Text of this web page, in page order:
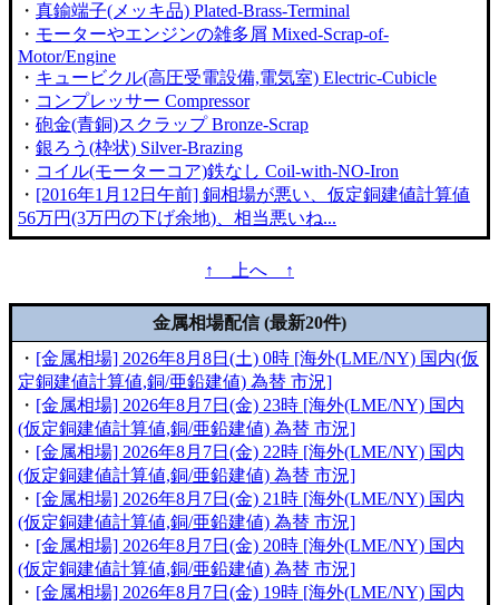
・ 真鍮端子(メッキ品) Plated-Brass-Terminal
・ モーターやエンジンの雑多屑 Mixed-Scrap-of-
Motor/Engine
・ キュービクル(高圧受電設備,電気室) Electric-Cubicle
・ コンプレッサー Compressor
・ 砲金(青銅)スクラップ Bronze-Scrap
・ 銀ろう(枠状) Silver-Brazing
・ コイル(モーターコア)鉄なし Coil-with-NO-Iron
・ [2016年1月12日午前] 銅相場が悪い、仮定銅建値計算値
56万円(3万円の下げ余地)、相当悪いね...
↑ 上へ ↑
金属相場配信 (最新20件)
・ [金属相場] 2026年8月8日(土) 0時 [海外(LME/NY) 国内(仮
定銅建値計算値,銅/亜鉛建値) 為替 市況]
・ [金属相場] 2026年8月7日(金) 23時 [海外(LME/NY) 国内
(仮定銅建値計算値,銅/亜鉛建値) 為替 市況]
・ [金属相場] 2026年8月7日(金) 22時 [海外(LME/NY) 国内
(仮定銅建値計算値,銅/亜鉛建値) 為替 市況]
・ [金属相場] 2026年8月7日(金) 21時 [海外(LME/NY) 国内
(仮定銅建値計算値,銅/亜鉛建値) 為替 市況]
・ [金属相場] 2026年8月7日(金) 20時 [海外(LME/NY) 国内
(仮定銅建値計算値,銅/亜鉛建値) 為替 市況]
・ [金属相場] 2026年8月7日(金) 19時 [海外(LME/NY) 国内